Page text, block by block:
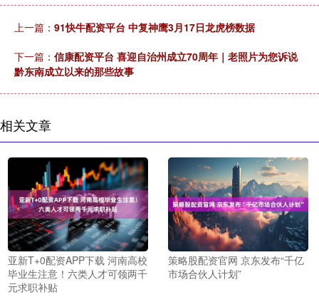
上一篇： 91快牛配资平台 中复神鹰3月17日龙虎榜数据
下一篇： 信康配资平台 喜迎自治州成立70周年｜老照片为您诉说
黔东南成立以来的那些故事
相关文章
亚新T+0配资APP下载 河南高校
毕业生注意！六类人才可领两千
元求职补贴
策略股配资官网 京东发布“千亿
市场合伙人计划”